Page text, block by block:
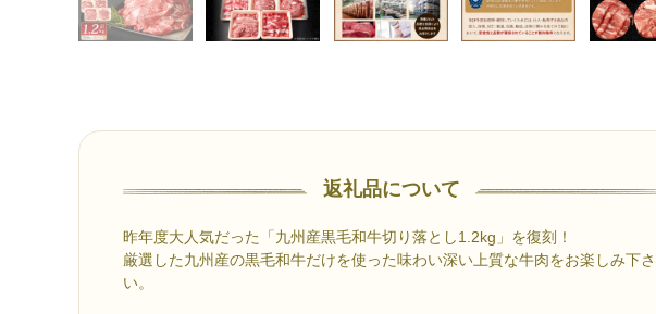
返礼品について
昨年度大人気だった「九州産黒毛和牛切り落とし1.2kg」を復刻！
厳選した九州産の黒毛和牛だけを使った味わい深い上質な牛肉をお楽しみ下さ
い。